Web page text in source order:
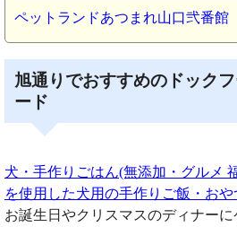
ペットランドあつまれ山口弐番館
旭通りでおすすめのドック
ード
犬・手作りごはん(無添加・グルメ
を使用した犬用の手作りご飯・おや
お誕生日やクリスマスのディナー